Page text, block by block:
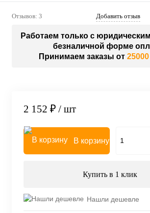
Отзывов: 3 Добавить отзыв
Работаем только с
безналичной форме
Принимаем заказы от 25000
2 152 ₽ / шт
В корзину
Купить в 1 клик
Нашли дешевле